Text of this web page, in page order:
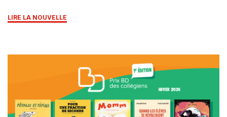
LIRE LA NOUVELLE